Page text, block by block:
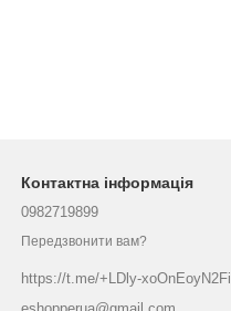
Контактна інформація
0982719899
Передзвонити вам?
https://t.me/+LDly-xoOnEoyN2Fi